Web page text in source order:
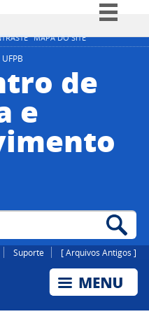
MAPA DO SITE
Simplifique!
Participe
Legislação
Canais
de
e
Suporte [ Arquivos Antigos ]